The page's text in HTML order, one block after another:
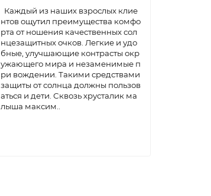
Каждый из наших взрослых клие
нтов ощутил преимущества комфо
рта от ношения качественных сол
нцезащитных очков. Легкие и удо
бные, улучшающие контрасты окр
ужающего мира и незаменимые п
ри вождении. Такими средствами
защиты от солнца должны пользов
аться и дети. Сквозь хрусталик ма
лыша максим..